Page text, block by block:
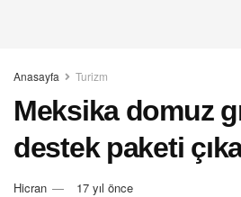
Anasayfa Turizm
Meksika domuz
destek paketi
Hicran 17 yıl önce